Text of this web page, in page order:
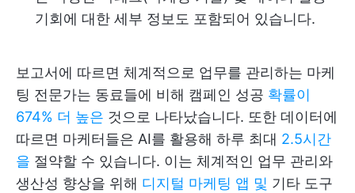
기회에 대한 세부 정보도 포함되어 있습니다.
보고서에 따르면 체계적으로 업무를 관리하는 마케
팅 전문가는 동료들에 비해 캠페인 성공 확률이
674% 더 높은 것으로 나타났습니다. 또한 데이터에
따르면 마케터들은 AI를 활용해 하루 최대 2.5시간
을 절약할 수 있습니다. 이는 체계적인 업무 관리와
생산성 향상을 위해 디지털 마케팅 앱 및 기타 도구